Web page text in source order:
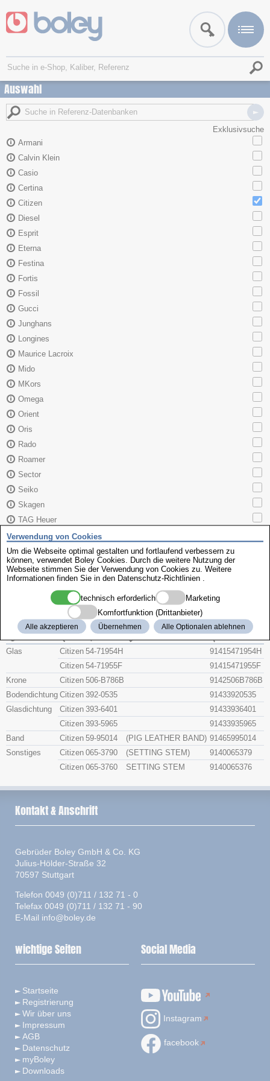
Auswahl
Exklusivsuche
Armani
Calvin Klein
Casio
Certina
Citizen
Diesel
Esprit
Eterna
Festina
Fortis
Fossil
Gucci
Junghans
Longines
Maurice Lacroix
Mido
MKors
Omega
Orient
Oris
Rado
Roamer
Sector
Seiko
Skagen
TAG Heuer
Tissot
Zenith
Citizen 4-406621
Gruppe HerstellerTeile-Nr. Beschreibung Artikel-Nr.
Glas Citizen 54-71954H
91415471954H
Citizen 54-71955F
91415471955F
Krone
Citizen 506-B786B
9142506B786B
Bodendichtung Citizen 392-0535
91433920535
Glasdichtung
Citizen 393-6401
91433936401
Citizen 393-5965
91433935965
Band
Citizen 59-95014 (PIG LEATHER BAND) 91465995014
Sonstiges
Citizen 065-3790 (SETTING STEM)
9140065379
Citizen 065-3760 SETTING STEM 9140065376
Verwendung von Cookies
Um die Webseite optimal gestalten und fortlaufend verbessern zu
können, verwendet Boley Cookies. Durch die weitere Nutzung der
Webseite stimmen Sie der Verwendung von Cookies zu. Weitere
Informationen finden Sie in den Datenschutz-Richtlinien
technisch erforderlich
Marketing
Komfortfunktion (Drittanbieter)
Alle akzeptieren Übernehmen Alle Optionalen ablehnen
Kontakt & Anschrift
Gebrüder Boley GmbH & Co. KG
Julius-Hölder-Straße 32
70597 Stuttgart
Telefon 0049 (0)711 / 132 71 - 0
Telefax 0049 (0)711 / 132 71 - 90
E-Mail info@boley.de
wichtige Seiten
Startseite
Registrierung
Wir über uns
Impressum
AGB
Datenschutz
myBoley
Downloads
Social Media
Instagram
facebook